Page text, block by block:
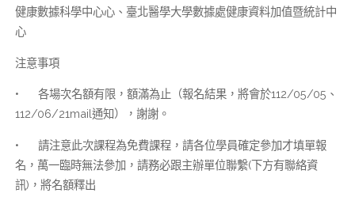
健康數據科學中心心、臺北醫學大學數據處健康資料加值暨統計中
心
注意事項
• 各場次名額有限，額滿為止（報名結果，將會於112/05/05、
112/06/21mail通知），謝謝。
• 請注意此次課程為免費課程，請各位學員確定參加才填單報
名，萬一臨時無法參加，請務必跟主辦單位聯繫(下方有聯絡資
訊)，將名額釋出